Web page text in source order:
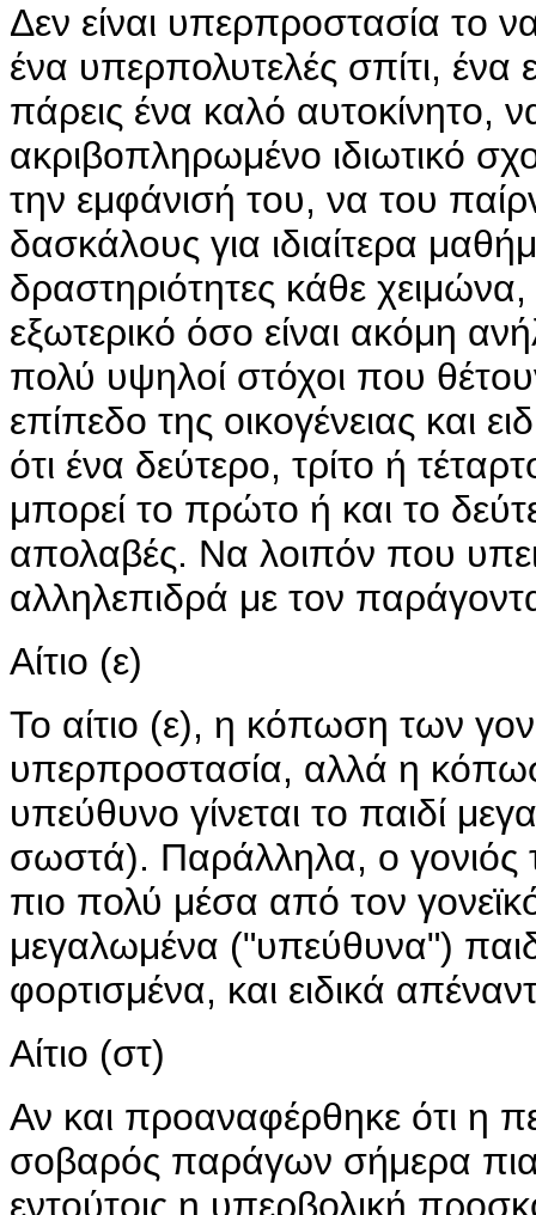
Δεν είναι υπερπροστασία το
ένα υπερπολυτελές σπίτι, ένα
πάρεις ένα καλό αυτοκίνητο,
ακριβοπληρωμένο ιδιωτικό
την εμφάνισή του, να του
δασκάλους για ιδιαίτερα
δραστηριότητες κάθε
εξωτερικό όσο είναι ακόμη
πολύ υψηλοί στόχοι που
επίπεδο της οικογένειας και
ότι ένα δεύτερο, τρίτο ή
μπορεί το πρώτο ή και το
απολαβές. Να λοιπόν που
αλληλεπιδρά με τον
Αίτιο (ε)
Το αίτιο (ε), η κόπωση των
υπερπροστασία, αλλά η
υπεύθυνο γίνεται το παιδί
σωστά). Παράλληλα, ο γονιός
πιο πολύ μέσα από τον
μεγαλωμένα ("υπεύθυνα")
φορτισμένα, και ειδικά
Αίτιο (στ)
Αν και προαναφέρθηκε ότι η
σοβαρός παράγων σήμερα
εντούτοις η υπερβολική